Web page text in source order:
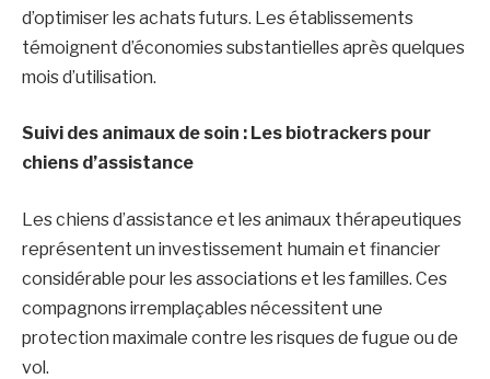
d’optimiser les achats futurs. Les établissements
témoignent d’économies substantielles après quelques
mois d’utilisation.
Suivi des animaux de soin : Les biotrackers pour
chiens d’assistance
Les chiens d’assistance et les animaux thérapeutiques
représentent un investissement humain et financier
considérable pour les associations et les familles. Ces
compagnons irremplaçables nécessitent une
protection maximale contre les risques de fugue ou de
vol.